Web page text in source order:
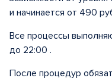
и начинается от 490
Все процессы
до 22:00 .
После процедур